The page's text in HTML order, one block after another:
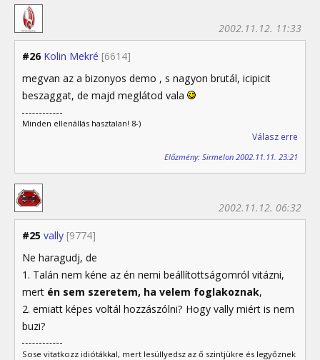
#26 Kolin Mekré [6614]
2002.11.12. 11:33
megvan az a bizonyos demo , s nagyon brutál, icipicit
beszaggat, de majd meglátod vala
Minden ellenállás hasztalan! 8-)
Válasz erre
Előzmény: Sirmelon 2002.11.11. 23:21
#25 vally [9774]
2002.11.12. 06:32
Ne haragudj, de
1. Talán nem kéne az én nemi beállítottságomról vitázni,
mert én sem szeretem, ha velem foglakoznak,
2. emiatt képes voltál hozzászólni? Hogy vally miért is nem
buzi?
Sose vitatkozz idiótákkal, mert lesüllyedsz az ő szintjükre és legyőznek